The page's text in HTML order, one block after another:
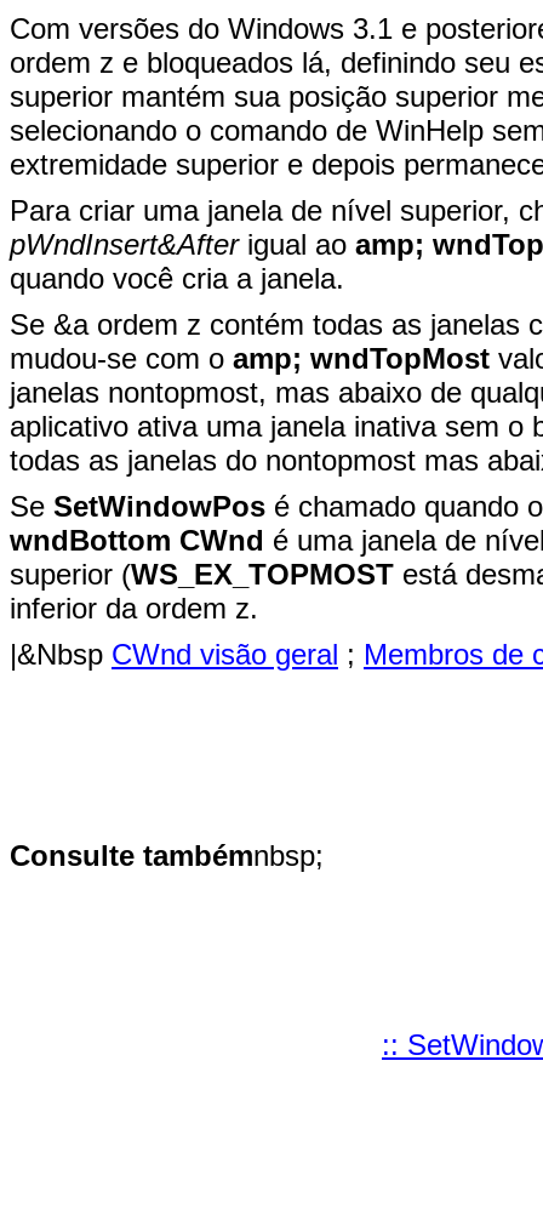
Com versões do Windows 3.1 e
ordem z e bloqueados lá, definindo seu
superior mantém sua posição superior
selecionando o comando de WinHelp
extremidade superior e depois
Para criar uma janela de nível superior,
pWndInsert&Afterigual ao amp;
quando você cria a janela.
Se &a ordem z contém todas as janelas
mudou-se com o amp; wndTopMost
janelas nontopmost, mas abaixo de
aplicativo ativa uma janela inativa sem o
todas as janelas do nontopmost mas
Se SetWindowPos é chamado quando
wndBottom CWnd é uma janela de
superior (WS_EX_TOPMOST está
inferior da ordem z.
|&Nbsp CWnd visão geral ; Membros de
Consulte tambémnbsp;
::